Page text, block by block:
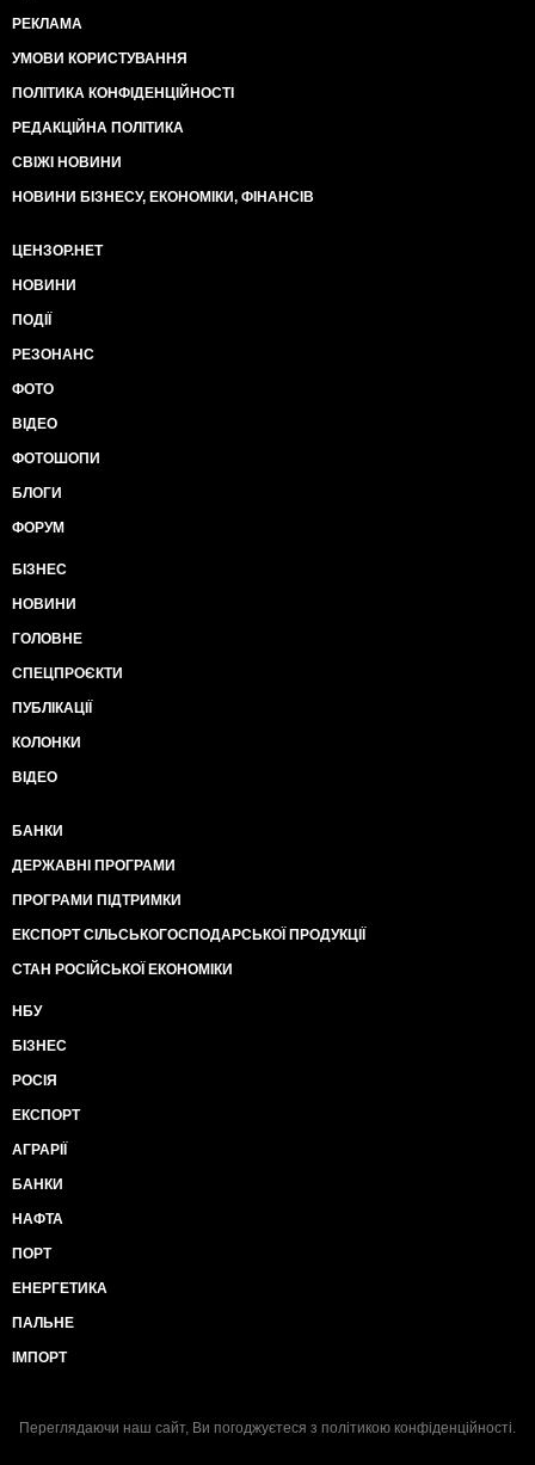
РЕКЛАМА
УМОВИ КОРИСТУВАННЯ
ПОЛІТИКА КОНФІДЕНЦІЙНОСТІ
РЕДАКЦІЙНА ПОЛІТИКА
СВІЖІ НОВИНИ
НОВИНИ БІЗНЕСУ, ЕКОНОМІКИ, ФІНАНСІВ
ЦЕНЗОР.НЕТ
НОВИНИ
ПОДІЇ
РЕЗОНАНС
ФОТО
ВІДЕО
ФОТОШОПИ
БЛОГИ
ФОРУМ
БІЗНЕС
НОВИНИ
ГОЛОВНЕ
СПЕЦПРОЄКТИ
ПУБЛІКАЦІЇ
КОЛОНКИ
ВІДЕО
БАНКИ
ДЕРЖАВНІ ПРОГРАМИ
ПРОГРАМИ ПІДТРИМКИ
ЕКСПОРТ СІЛЬСЬКОГОСПОДАРСЬКОЇ ПРОДУКЦІЇ
СТАН РОСІЙСЬКОЇ ЕКОНОМІКИ
НБУ
БІЗНЕС
РОСІЯ
ЕКСПОРТ
АГРАРІЇ
БАНКИ
НАФТА
ПОРТ
ЕНЕРГЕТИКА
ПАЛЬНЕ
ІМПОРТ
Переглядаючи наш сайт, Ви погоджуєтеся з політикою конфіденційності.